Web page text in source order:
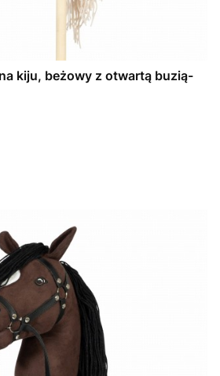
kiju, beżowy z otwartą buzią-